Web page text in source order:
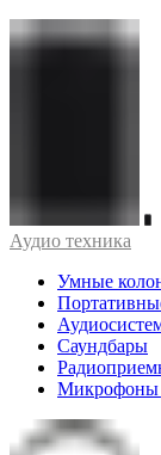
Аудио техника
Умные
Саундбары
Микрофоны